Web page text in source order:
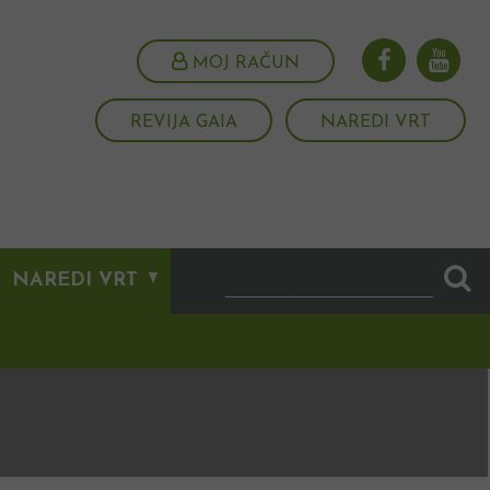
MOJ RAČUN
REVIJA GAIA NAREDI VRT
NAREDI VRT